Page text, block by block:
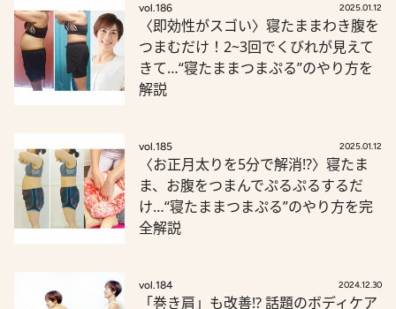
vol.186 2025.01.12
〈即効性がスゴい〉寝たままわき腹を
つまむだけ！2~3回でくびれが見えて
きて…“寝たままつまぷる”のやり方を
解説
vol.185 2025.01.12
〈お正月太りを5分で解消!?〉寝たま
ま、お腹をつまんでぷるぷるするだ
け…“寝たままつまぷる”のやり方を完
全解説
vol.184 2024.12.30
「巻き肩」も改善!? 話題のボディケア